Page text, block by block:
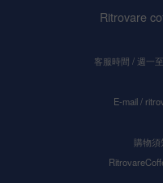
Ritrovare
客服時間 / 週一
E-mail /
購物須